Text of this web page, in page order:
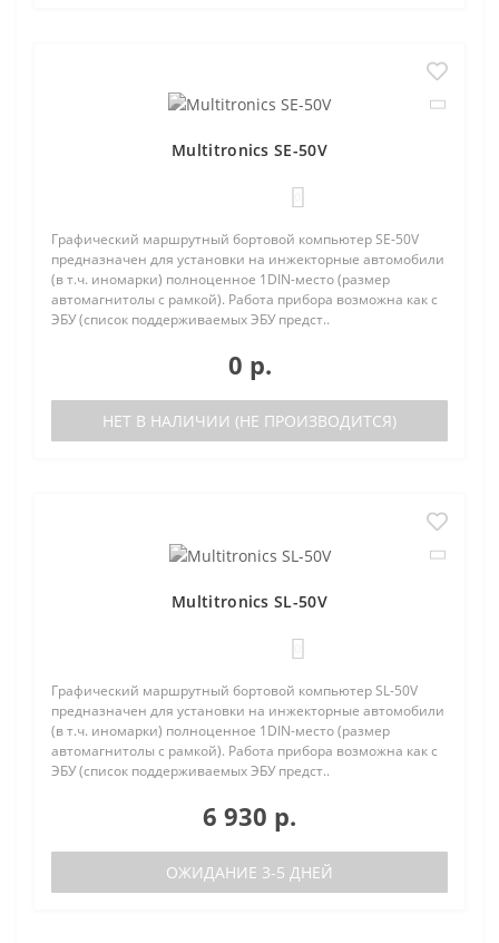
Multitronics SE-50V
Графический маршрутный бортовой компьютер SE-50V
предназначен для установки на инжекторные автомобили
(в т.ч. иномарки) полноценное 1DIN-место (размер
автомагнитолы с рамкой). Работа прибора возможна как с
ЭБУ (список поддерживаемых ЭБУ предст..
0 р.
НЕТ В НАЛИЧИИ (НЕ ПРОИЗВОДИТСЯ)
Multitronics SL-50V
Графический маршрутный бортовой компьютер SL-50V
предназначен для установки на инжекторные автомобили
(в т.ч. иномарки) полноценное 1DIN-место (размер
автомагнитолы с рамкой). Работа прибора возможна как с
ЭБУ (список поддерживаемых ЭБУ предст..
6 930 р.
ОЖИДАНИЕ 3-5 ДНЕЙ